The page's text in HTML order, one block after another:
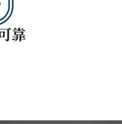
靠